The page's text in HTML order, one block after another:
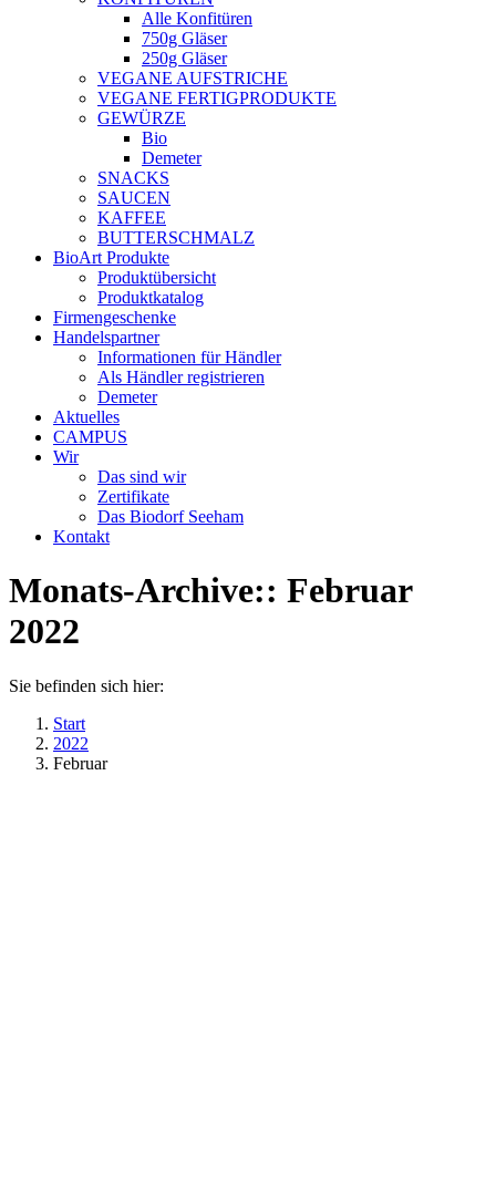
Alle Konfitüren
750g Gläser
250g Gläser
VEGANE AUFSTRICHE
VEGANE FERTIGPRODUKTE
GEWÜRZE
Bio
Demeter
SNACKS
SAUCEN
KAFFEE
BUTTERSCHMALZ
BioArt Produkte
Produktübersicht
Produktkatalog
Firmengeschenke
Handelspartner
Informationen für Händler
Als Händler registrieren
Demeter
Aktuelles
CAMPUS
Wir
Das sind wir
Zertifikate
Das Biodorf Seeham
Kontakt
Monats-Archive:: Februar
2022
Sie befinden sich hier:
Start
2022
Februar